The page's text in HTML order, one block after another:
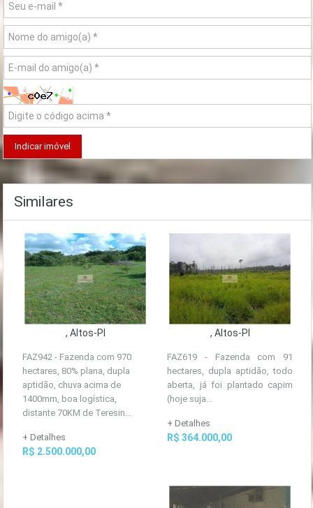
Similares
, Altos-PI
FAZ942 - Fazenda com 970
hectares, 80% plana, dupla
aptidão, chuva acima de
1400mm, boa logística,
distante 70KM de Teresin...
+ Detalhes
R$ 2.500.000,00
, Altos-PI
FAZ619 - Fazenda com 91
hectares, dupla aptidão, todo
aberta, já foi plantado capim
(hoje suja...
+ Detalhes
R$ 364.000,00